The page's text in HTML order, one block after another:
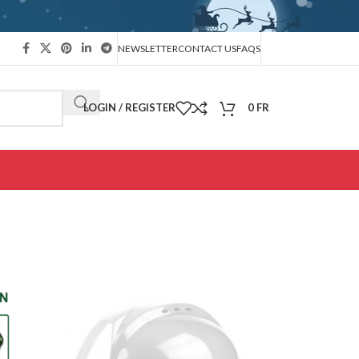
NEWSLETTERCONTACT USFAQS
LOGIN / REGISTER 0 FR